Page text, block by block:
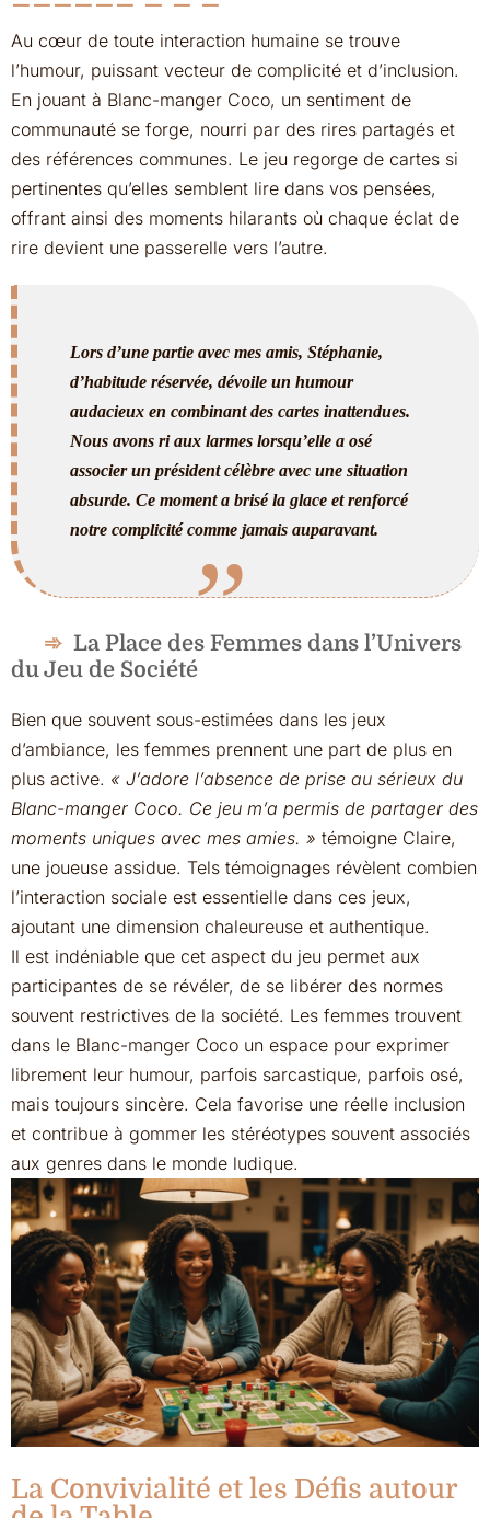
Au cœur de toute interaction humaine se trouve
l’humour, puissant vecteur de complicité et d’inclusion.
En jouant à Blanc-manger Coco, un sentiment de
communauté se forge, nourri par des rires partagés et
des références communes. Le jeu regorge de cartes si
pertinentes qu’elles semblent lire dans vos pensées,
offrant ainsi des moments hilarants où chaque éclat de
rire devient une passerelle vers l’autre.
Lors d’une partie avec mes amis, Stéphanie,
d’habitude réservée, dévoile un humour
audacieux en combinant des cartes inattendues.
Nous avons ri aux larmes lorsqu’elle a osé
associer un président célèbre avec une situation
absurde. Ce moment a brisé la glace et renforcé
notre complicité comme jamais auparavant.
La Place des Femmes dans l’Univers
du Jeu de Société
Bien que souvent sous-estimées dans les jeux
d’ambiance, les femmes prennent une part de plus en
plus active. « J’adore l’absence de prise au sérieux du
Blanc-manger Coco. Ce jeu m’a permis de partager des
moments uniques avec mes amies. » témoigne Claire,
une joueuse assidue. Tels témoignages révèlent combien
l’interaction sociale est essentielle dans ces jeux,
ajoutant une dimension chaleureuse et authentique.
Il est indéniable que cet aspect du jeu permet aux
participantes de se révéler, de se libérer des normes
souvent restrictives de la société. Les femmes trouvent
dans le Blanc-manger Coco un espace pour exprimer
librement leur humour, parfois sarcastique, parfois osé,
mais toujours sincère. Cela favorise une réelle inclusion
et contribue à gommer les stéréotypes souvent associés
aux genres dans le monde ludique.
La Convivialité et les Défis autour